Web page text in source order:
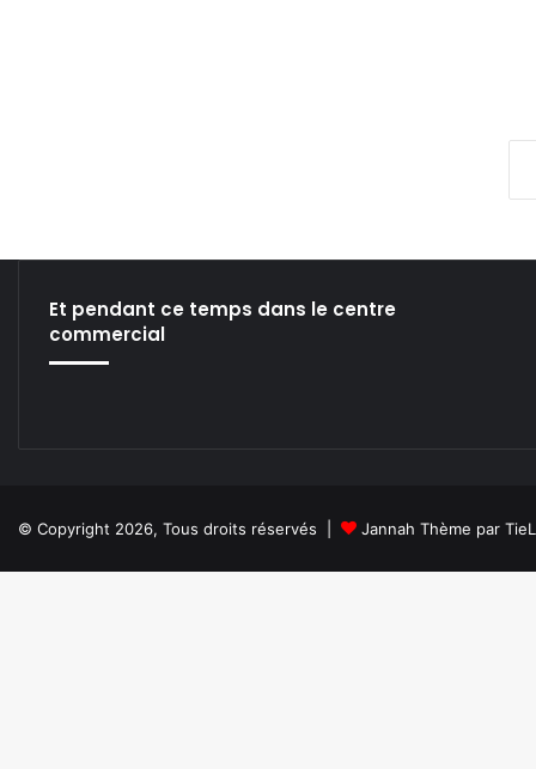
Et pendant ce temps dans le centre
commercial
© Copyright 2026, Tous droits réservés | Jannah Thème par